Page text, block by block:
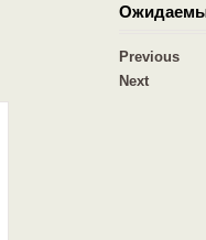
Previous
Next